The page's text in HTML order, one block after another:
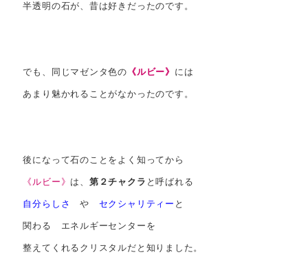
半透明の石が、昔は好きだったのです。
でも、同じマゼンタ色の 《ルビー》 には
あまり魅かれることがなかったのです。
後になって石のことをよく知ってから
《ルビー》 は、 第２チャクラ と呼ばれる
自分らしさ や セクシャリティー と
関わる エネルギーセンターを
整えてくれるクリスタルだと知りました。